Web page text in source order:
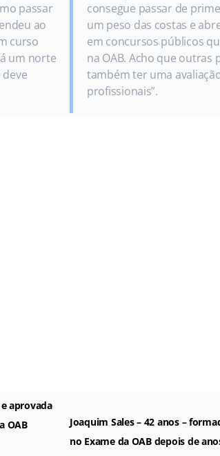
passar
ao
curso
um norte
consegue passar de
um peso das costas e
em concursos públicos
na OAB. Acho que outras
também ter uma
profissionais”.
aprovada
OAB
Joaquim Sales – 42 anos –
no Exame da OAB depois de